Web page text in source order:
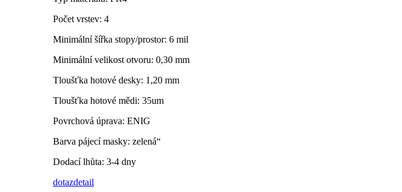
Počet vrstev: 4
Minimální šířka stopy/prostor: 6 mil
Minimální velikost otvoru: 0,30 mm
Tloušťka hotové desky: 1,20 mm
Tloušťka hotové mědi: 35um
Povrchová úprava: ENIG
Barva pájecí masky: zelená“
Dodací lhůta: 3-4 dny
dotazdetail